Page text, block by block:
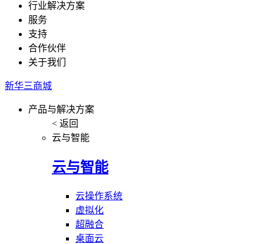
行业解决方案
服务
支持
合作伙伴
关于我们
新华三商城
产品与解决方案
< 返回
云与智能
云与智能
云操作系统
虚拟化
超融合
桌面云